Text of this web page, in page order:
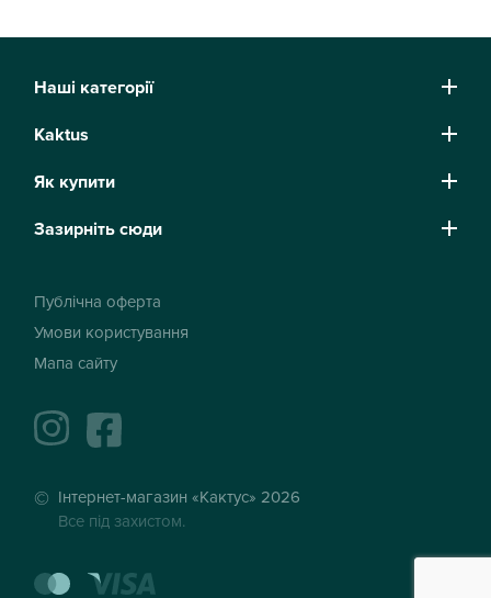
Наші категорії
Kaktus
Як купити
Зазирніть сюди
Публічна оферта
Умови користування
Мапа сайту
instagramfacebook
Інтернет-магазин «Кактус» 2026
Все під захистом.
mastercard